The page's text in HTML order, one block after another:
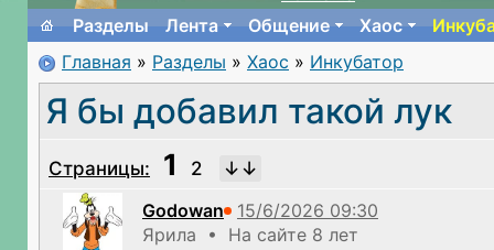
Разделы
Лента Общение Хаос
Главная » Разделы » Хаос » Инкубатор
Я бы добавил такой лук
Страницы: 1
2
Godowan
Ярила • На сайте 8 лет